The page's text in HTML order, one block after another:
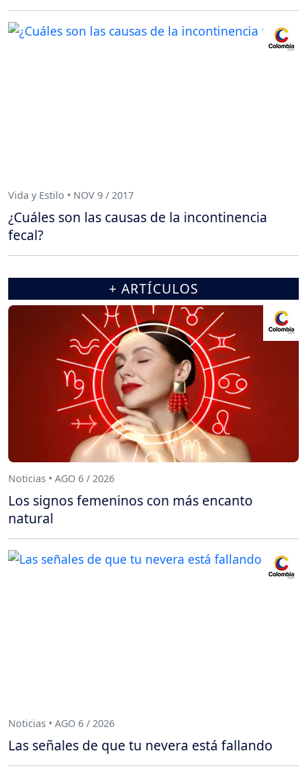
Vida y Estilo • NOV 9 / 2017
¿Cuáles son las causas de la incontinencia
fecal?
+ ARTÍCULOS
Noticias • AGO 6 / 2026
Los signos femeninos con más encanto
natural
Noticias • AGO 6 / 2026
Las señales de que tu nevera está fallando